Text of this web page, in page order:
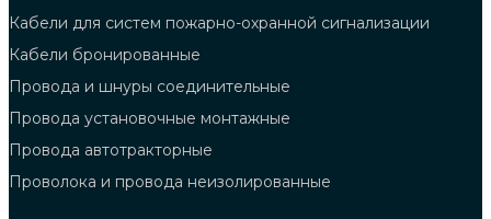
Кабели для систем пожарно-охранной сигнализации
Кабели бронированные
Провода и шнуры соединительные
Провода установочные монтажные
Провода автотракторные
Проволока и провода неизолированные